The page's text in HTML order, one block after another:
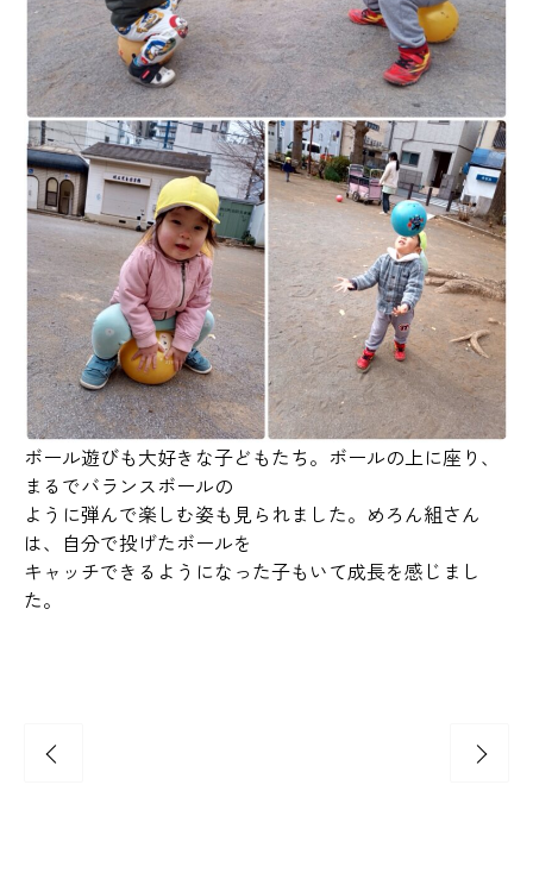
ボール遊びも大好きな子どもたち。ボールの上に座り、
まるでバランスボールの
ように弾んで楽しむ姿も見られました。めろん組さん
は、自分で投げたボールを
キャッチできるようになった子もいて成長を感じまし
た。